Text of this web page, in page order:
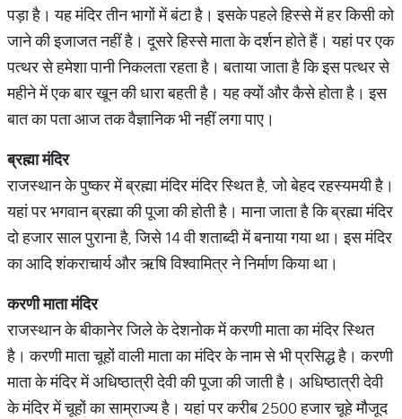
पड़ा है। यह मंदिर तीन भागों में बंटा है। इसके पहले हिस्से में हर किसी को
जाने की इजाजत नहीं है। दूसरे हिस्से माता के दर्शन होते हैं। यहां पर एक
पत्थर से हमेशा पानी निकलता रहता है। बताया जाता है कि इस पत्थर से
महीने में एक बार खून की धारा बहती है। यह क्यों और कैसे होता है। इस
बात का पता आज तक वैज्ञानिक भी नहीं लगा पाए।
ब्रह्मामंदिर
राजस्थान के पुष्कर में ब्रह्मा मंदिर मंदिर स्थित है, जो बेहद रहस्यमयी है।
यहां पर भगवान ब्रह्मा की पूजा की होती है। माना जाता है कि ब्रह्मा मंदिर
दो हजार साल पुराना है, जिसे 14 वी शताब्दी में बनाया गया था। इस मंदिर
का आदि शंकराचार्य और ऋषि विश्वामित्र ने निर्माण किया था।
करणीमातामंदिर
राजस्थान के बीकानेर जिले के देशनोक में करणी माता का मंदिर स्थित
है। करणी माता चूहों वाली माता का मंदिर के नाम से भी प्रसिद्ध है। करणी
माता के मंदिर में अधिष्ठात्री देवी की पूजा की जाती है। अधिष्ठात्री देवी
के मंदिर में चूहों का साम्राज्य है। यहां पर करीब 2500 हजार चूहे मौजूद